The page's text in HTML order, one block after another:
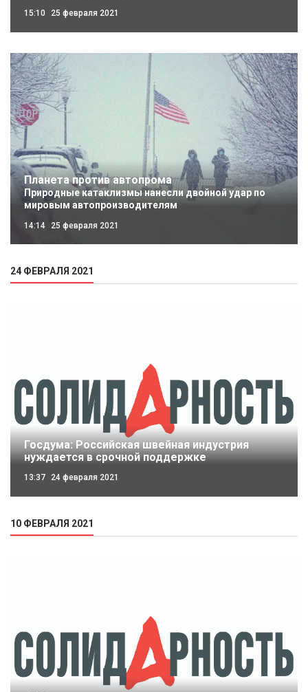
15:10 25 февраля 2021
Планета против автопрома
Природные катаклизмы нанесли двойной удар по
мировым автопроизводителям
14:14 25 февраля 2021
24 ФЕВРАЛЯ 2021
Госдума: Российская швейная индустрия
нуждается в срочной поддержке
13:37 24 февраля 2021
10 ФЕВРАЛЯ 2021